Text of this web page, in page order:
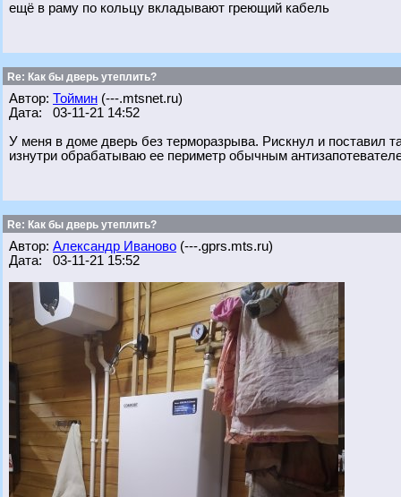
ещё в раму по кольцу вкладывают греющий кабель
Re: Как бы дверь утеплить?
Автор: Тоймин (---.mtsnet.ru)
Дата: 03-11-21 14:52
У меня в доме дверь без терморазрыва. Рискнул и поставил
изнутри обрабатываю ее периметр обычным
Re: Как бы дверь утеплить?
Автор: Александр Иваново (---.gprs.mts.ru)
Дата: 03-11-21 15:52